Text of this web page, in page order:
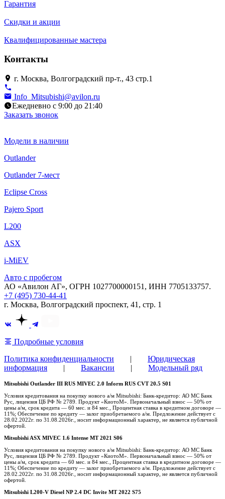
Гарантия
Скидки и акции
Квалифицированные мастера
Контакты
г. Москва, Волгоградский пр-т., 43 стр.1
Info_Mitsubishi@avilon.ru
Ежедневно с 9:00 до 21:40
Заказать звонок
Модели в наличии
Outlander
Outlander 7-мест
Eclipse Cross
Pajero Sport
L200
ASX
i-MiEV
Авто с пробегом
АО «Авилон АГ», ОГРН 1027700000151, ИНН 7705133757.
+7 (495) 730-44-41
г. Москва, Волгоградский проспект, 41, стр. 1
Подробные условия
Политика конфиденциальности | Юридическая
информация | Вакансии | Модельный ряд
Mitsubishi Outlander III RUS MIVEC 2.0 Inform RUS CVT 20.5 S01
Условия кредитования на покупку нового а/м Mitsubishi: Банк-кредитор: АО МС Банк
Рус, лицензия ЦБ РФ № 2789. Продукт «КиотоМ». Первоначальный взнос — 50% от
цены а/м, срок кредита — 60 мес. и 84 мес., Процентная ставка в кредитном договоре —
11%; Обеспечение по кредиту — залог приобретаемого а/м. Предложение действует с
28.02.2022г. по 31.08.2026г., носит информационный характер, не является публичной
офертой.
Mitsubishi ASX MIVEC 1.6 Intense MT 2021 S06
Условия кредитования на покупку нового а/м Mitsubishi: Банк-кредитор: АО МС Банк
Рус, лицензия ЦБ РФ № 2789. Продукт «КиотоМ». Первоначальный взнос — 50% от
цены а/м, срок кредита — 60 мес. и 84 мес., Процентная ставка в кредитном договоре —
11%; Обеспечение по кредиту — залог приобретаемого а/м. Предложение действует с
28.02.2022г. по 31.08.2026г., носит информационный характер, не является публичной
офертой.
Mitsubishi L200-V Diesel NP 2.4 DC Invite MT 2022 S75